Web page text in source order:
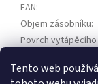
Tento web
EAN:
Objem zásobníku:
Povrch
Položka byla